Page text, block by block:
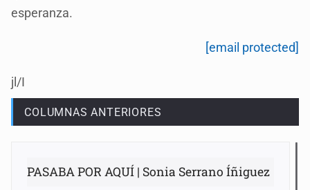
esperanza.
[email protected]
jl/I
COLUMNAS ANTERIORES
PASABA POR AQUÍ | Sonia Serrano Íñiguez